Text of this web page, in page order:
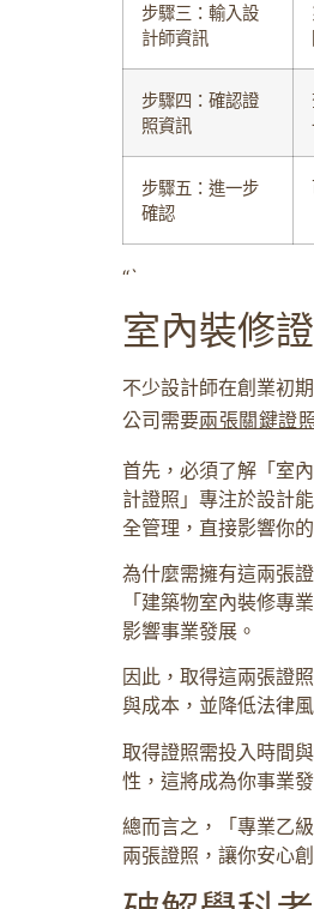
步驟三：輸入設
計師資訊
步驟四：確認證
照資訊
步驟五：進一步
確認
“`
室內裝修
不少設計師在創業初
公司需要兩張關鍵證
首先，必須了解「室
計證照」專注於設計
全管理，直接影響你
為什麼需擁有這兩張
「建築物室內裝修專
影響事業發展。
因此，取得這兩張證
與成本，並降低法律
取得證照需投入時間
性，這將成為你事業
總而言之，「專業乙
兩張證照，讓你安心